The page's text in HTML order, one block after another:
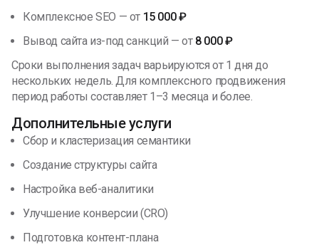
Комплексное SEO — от 15 000 ₽
Вывод сайта из-под санкций — от 8 000 ₽
Сроки выполнения задач варьируются от 1 дня до
нескольких недель. Для комплексного продвижения
период работы составляет 1–3 месяца и более.
Дополнительные услуги
Сбор и кластеризация семантики
Создание структуры сайта
Настройка веб-аналитики
Улучшение конверсии (CRO)
Подготовка контент-плана